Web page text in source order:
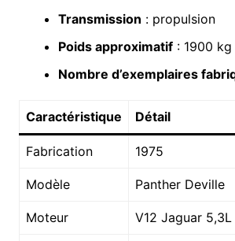
Transmission : propulsion
Poids approximatif: 1900 kg
Nombre d’exemplaires
Caractéristique Détail
Fabrication 1975
Modèle Panther Deville
Moteur V12 Jaguar 5,3L